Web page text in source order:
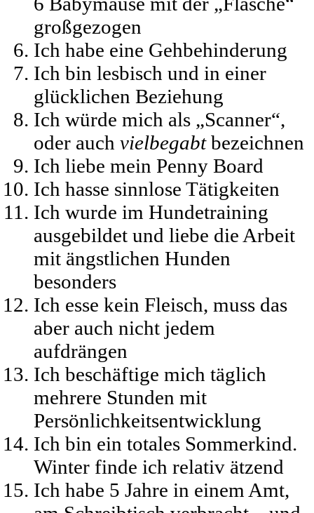
großgezogen
Ich habe eine Gehbehinderung
Ich bin lesbisch und in einer
glücklichen Beziehung
Ich würde mich als „Scanner“,
oder auch vielbegabtbezeichnen
Ich liebe mein Penny Board
Ich hasse sinnlose Tätigkeiten
Ich wurde im Hundetraining
ausgebildet und liebe die Arbeit
mit ängstlichen Hunden
besonders
Ich esse kein Fleisch, muss das
aber auch nicht jedem
aufdrängen
Ich beschäftige mich täglich
mehrere Stunden mit
Persönlichkeitsentwicklung
Ich bin ein totales Sommerkind.
Winter finde ich relativ ätzend
Ich habe 5 Jahre in einem Amt,